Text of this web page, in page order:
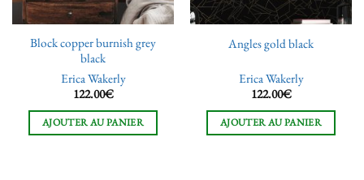
Block copper burnish grey
black
Erica Wakerly
122.00€
AJOUTER AU PANIER
Angles gold black
Erica Wakerly
122.00€
AJOUTER AU PANIER